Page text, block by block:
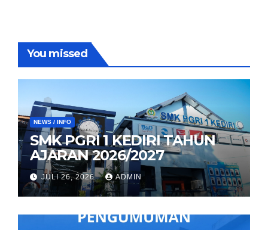
You missed
NEWS / INFO
SMK PGRI 1 KEDIRI TAHUN
AJARAN 2026/2027
JULI 26, 2026 ADMIN